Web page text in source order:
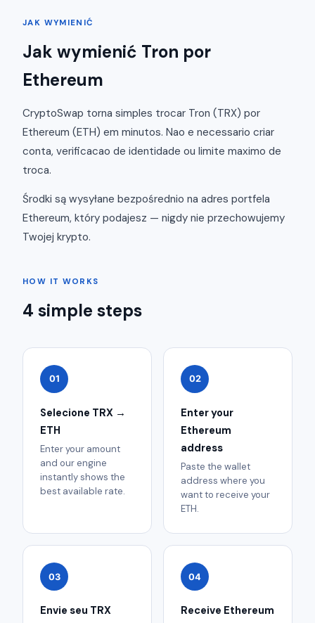
JAK WYMIENIĆ
Jak wymienić Tron por
Ethereum
CryptoSwap torna simples trocar Tron (TRX) por
Ethereum (ETH) em minutos. Nao e necessario criar
conta, verificacao de identidade ou limite maximo de
troca.
Środki są wysyłane bezpośrednio na adres portfela
Ethereum, który podajesz — nigdy nie przechowujemy
Twojej krypto.
HOW IT WORKS
4 simple steps
01
Selecione TRX →
ETH
Enter your amount
and our engine
instantly shows the
best available rate.
02
Enter your
Ethereum
address
Paste the wallet
address where you
want to receive your
ETH.
03
Envie seu TRX
04
Receive Ethereum